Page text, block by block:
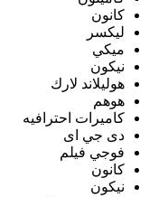
كانون
ليكسر
ميكي
نيكون
هوليلاند لارك
هوهم
كاميرات احترافيه
دى جي اى
فوجي فيلم
كانون
نيكون